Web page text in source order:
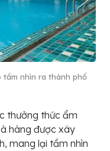
nhìn ra thành phố
thưởng thức ẩm
hàng được xây
mang lại tầm nhìn